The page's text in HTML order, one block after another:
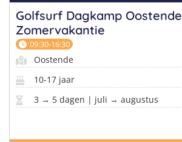
Golfsurf Dagkamp Oostende
Zomervakantie
09:30-16:30
Oostende
10-17 jaar
3 → 5 dagen | juli → augustus